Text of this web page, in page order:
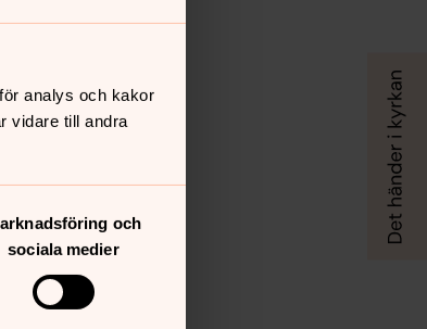
analys och kakor
vidare till andra
och
sociala medier